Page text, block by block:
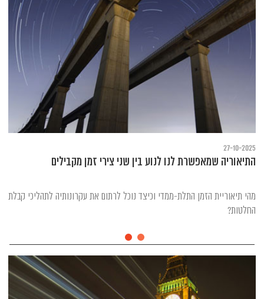
27-10-2025
התיאוריה שמאפשרת לנו לנוע בין שני צירי זמן מקבילים
מהי תיאוריית הזמן התלת-ממדי וכיצד נוכל לרתום את עקרונותיה לתהליכי קבלת
החלטות?